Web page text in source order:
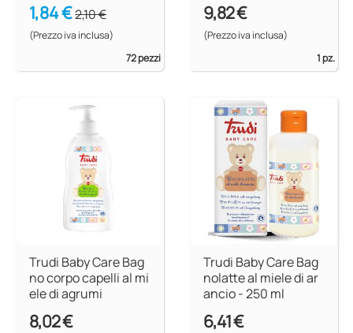
1,84 €2,10 €
(Prezzo iva inclusa)
72 pezzi
9,82 €
(Prezzo iva inclusa)
1 pz.
Trudi Baby Care Bag
no corpo capelli al mi
ele di agrumi
8,02 €
Trudi Baby Care Bag
nolatte al miele di ar
ancio - 250 ml
6,41 €